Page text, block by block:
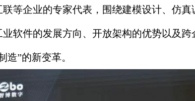
等企业的专家代表，围绕建模设计、仿
软件的发展方向、开放架构的优势以及
造”的新变革。